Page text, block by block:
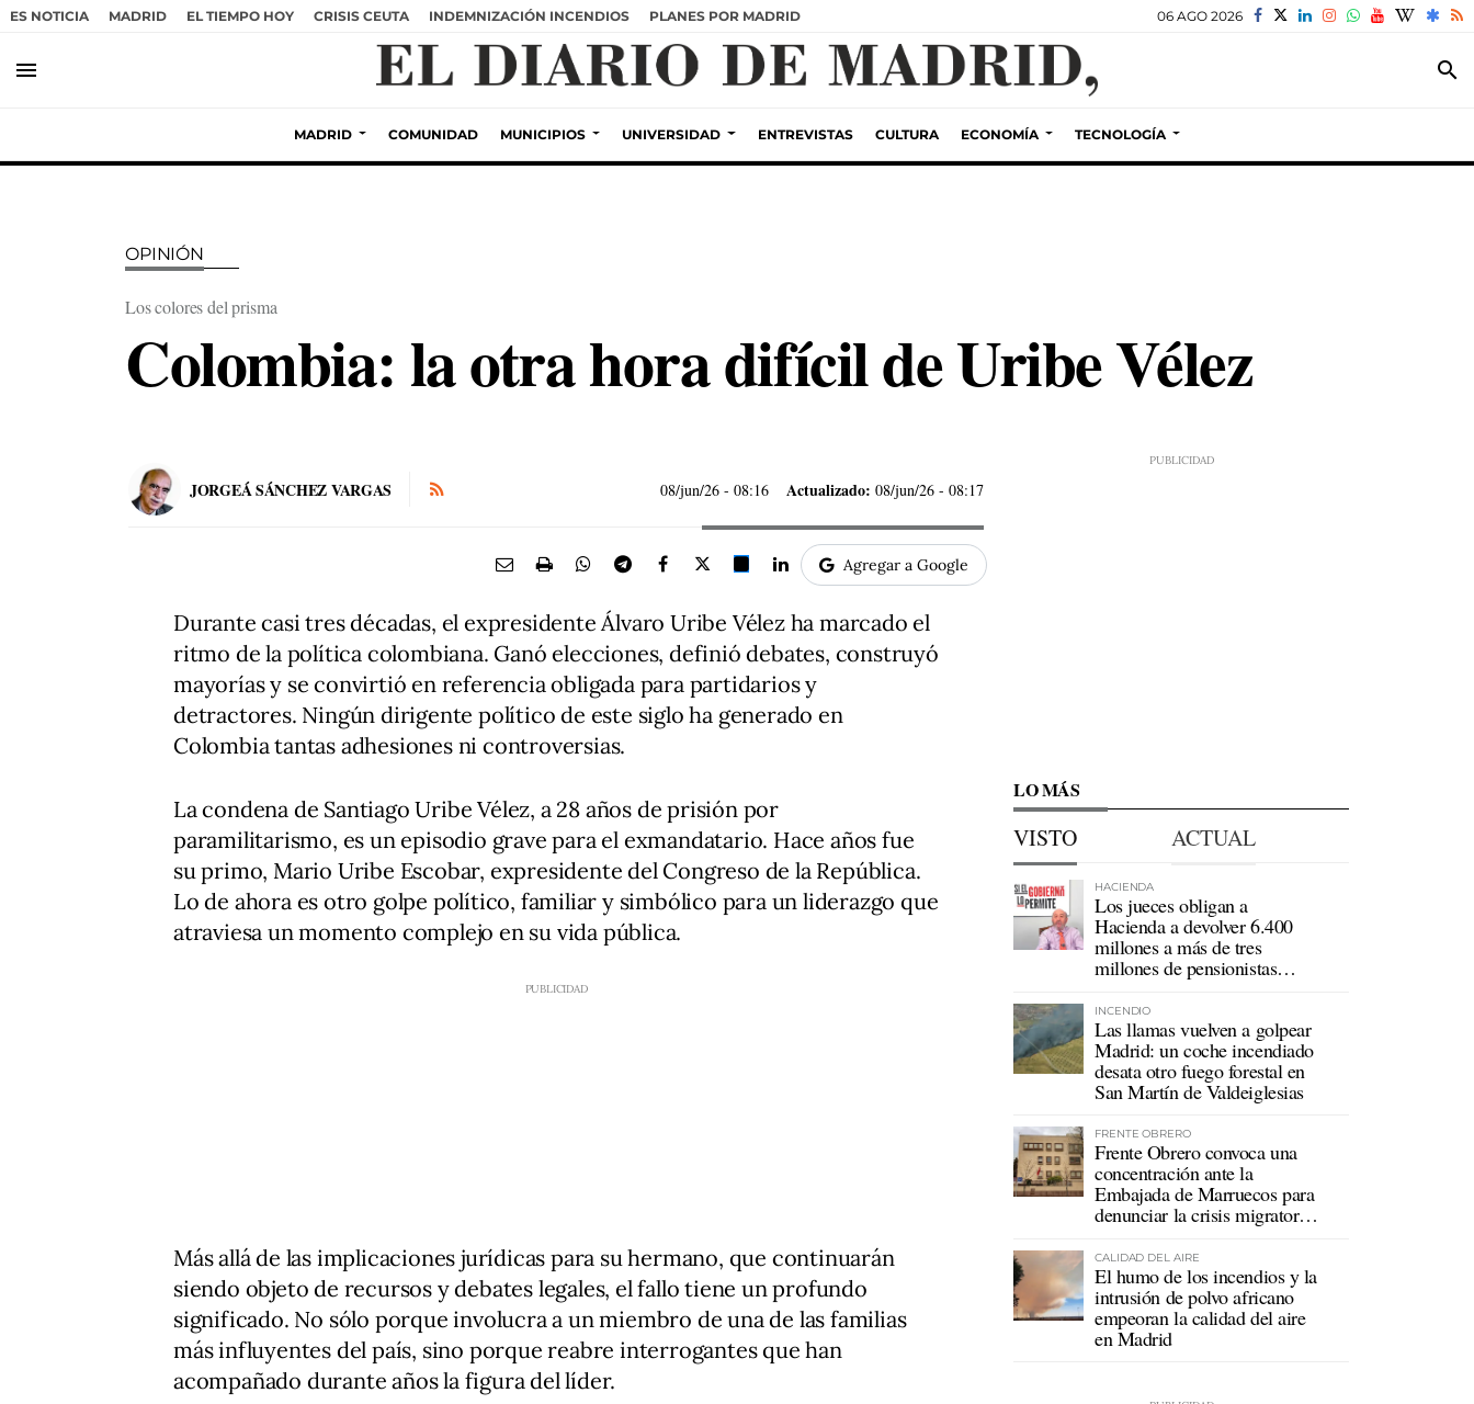
ES NOTICIA MADRID EL TIEMPO HOY CRISIS CEUTA INDEMNIZACIÓN INCENDIOS PLANES POR MADRID 06 AGO 2026
menu search
MADRID COMUNIDAD MUNICIPIOS UNIVERSIDAD ENTREVISTAS CULTURA ECONOMÍA TECNOLOGÍA
OPINIÓN
Los colores del prisma
Colombia: la otra hora difícil de Uribe Vélez
JORGEÁ SÁNCHEZ VARGAS 08/jun/26 - 08:16 Actualizado: 08/jun/26 - 08:17
Agregar a Google
Durante casi tres décadas, el expresidente Álvaro Uribe Vélez ha marcado el
ritmo de la política colombiana. Ganó elecciones, definió debates, construyó
mayorías y se convirtió en referencia obligada para partidarios y
detractores. Ningún dirigente político de este siglo ha generado en
Colombia tantas adhesiones ni controversias.
La condena de Santiago Uribe Vélez, a 28 años de prisión por
paramilitarismo, es un episodio grave para el exmandatario. Hace años fue
su primo, Mario Uribe Escobar, expresidente del Congreso de la República.
Lo de ahora es otro golpe político, familiar y simbólico para un liderazgo que
atraviesa un momento complejo en su vida pública.
Más allá de las implicaciones jurídicas para su hermano, que continuarán
siendo objeto de recursos y debates legales, el fallo tiene un profundo
significado. No sólo porque involucra a un miembro de una de las familias
más influyentes del país, sino porque reabre interrogantes que han
acompañado durante años la figura del líder.
LO MÁS
VISTO ACTUAL
HACIENDA
Los jueces obligan a
Hacienda a devolver 6.400
millones a más de tres
millones de pensionistas
INCENDIO
Las llamas vuelven a golpear
Madrid: un coche incendiado
desata otro fuego forestal en
San Martín de Valdeiglesias
FRENTE OBRERO
Frente Obrero convoca una
concentración ante la
Embajada de Marruecos para
denunciar la crisis migratoria
CALIDAD DEL AIRE
El humo de los incendios y la
intrusión de polvo africano
empeoran la calidad del aire
en Madrid